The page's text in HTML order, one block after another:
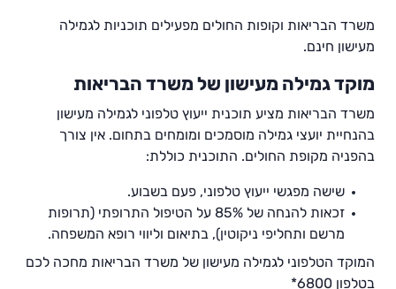
משרד הבריאות וקופות החולים מפעילים תוכניות לגמילה
מעישון חינם.
מוקד גמילה מעישון של משרד הבריאות
משרד הבריאות מציע תוכנית ייעוץ טלפוני לגמילה מעישון
בהנחיית יועצי גמילה מוסמכים ומומחים בתחום. אין צורך
בהפניה מקופת החולים. התוכנית כוללת:
שישה מפגשי ייעוץ טלפוני, פעם בשבוע.
זכאות להנחה של 85% על הטיפול התרופתי (תרופות
מרשם ותחליפי ניקוטין), בתיאום וליווי רופא המשפחה.
המוקד הטלפוני לגמילה מעישון של משרד הבריאות מחכה לכם
בטלפון 6800*